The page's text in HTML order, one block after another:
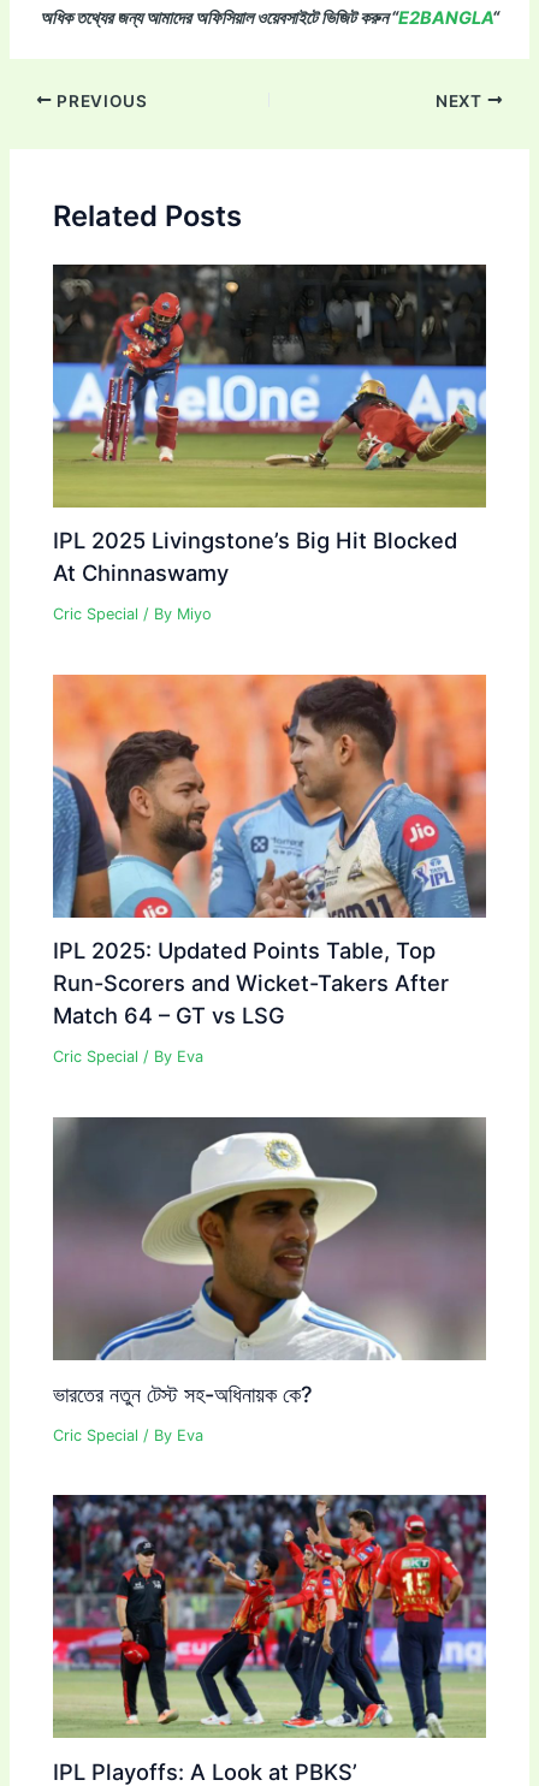
অধিক তথ্যের জন্য আমাদের অফিসিয়াল ওয়েবসাইটে ভিজিট করুন “E2BANGLA“
Post
PREVIOUS NEXT
Related Posts
IPL 2025 Livingstone’s Big Hit Blocked
At Chinnaswamy
Cric Special / By Miyo
IPL 2025: Updated Points Table, Top
Run-Scorers and Wicket-Takers After
Match 64 – GT vs LSG
Cric Special / By Eva
ভারতের নতুন টেস্ট সহ-অধিনায়ক কে?
Cric Special / By Eva
IPL Playoffs: A Look at PBKS’